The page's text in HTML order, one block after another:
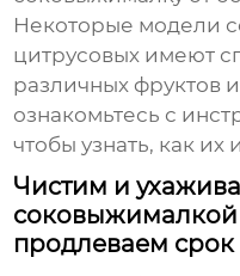
Некоторые модели
цитрусовых имеют
различных фруктов
ознакомьтесь с
чтобы узнать, как их
Чистим и
соковыжималкой
продлеваем